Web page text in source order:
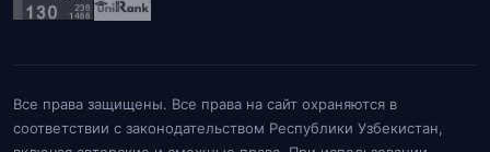
Все права защищены. Все права на сайт охраняются в
соответствии с законодательством Республики Узбекистан,